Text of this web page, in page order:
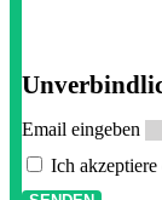
Email eingeben
Ich akzeptiere